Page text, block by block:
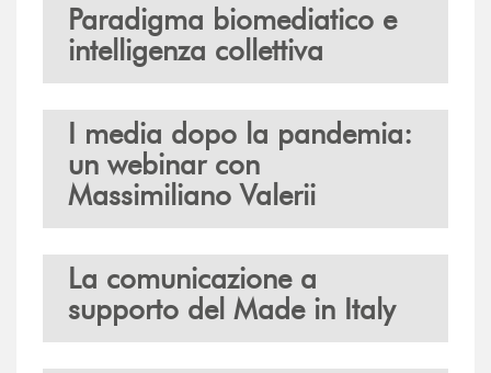
Paradigma biomediatico e
intelligenza collettiva
I media dopo la pandemia:
un webinar con
Massimiliano Valerii
La comunicazione a
supporto del Made in Italy